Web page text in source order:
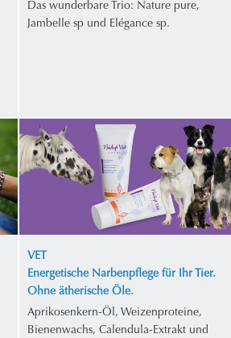
Das wunderbare Trio: Nature pure,
Jambelle sp und Elégance sp.
VET
Energetische Narbenpflege für Ihr Tier.
Ohne ätherische Öle.
Aprikosenkern-Öl, Weizenproteine,
Bienenwachs, Calendula-Extrakt und